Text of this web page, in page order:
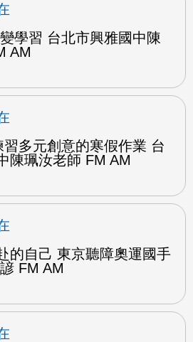
學習 台北市興雅國中陳
AM
多元創意的寒假作業 台
陳珮汝老師 FM AM
的自己 東京聽障奧運國手
FM AM